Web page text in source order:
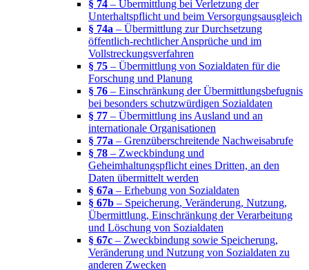
§ 74 – Übermittlung bei Verletzung der
Unterhaltspflicht und beim Versorgungsausgleich
§ 74a – Übermittlung zur Durchsetzung
öffentlich-rechtlicher Ansprüche und im
Vollstreckungsverfahren
§ 75 – Übermittlung von Sozialdaten für die
Forschung und Planung
§ 76 – Einschränkung der Übermittlungsbefugnis
bei besonders schutzwürdigen Sozialdaten
§ 77 – Übermittlung ins Ausland und an
internationale Organisationen
§ 77a – Grenzüberschreitende Nachweisabrufe
§ 78 – Zweckbindung und
Geheimhaltungspflicht eines Dritten, an den
Daten übermittelt werden
§ 67a – Erhebung von Sozialdaten
§ 67b – Speicherung, Veränderung, Nutzung,
Übermittlung, Einschränkung der Verarbeitung
und Löschung von Sozialdaten
§ 67c – Zweckbindung sowie Speicherung,
Veränderung und Nutzung von Sozialdaten zu
anderen Zwecken